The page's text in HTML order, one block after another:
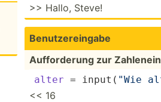
>> Hallo, Steve!
Benutz­ere­ingabe
Auffor­derung zur
alter = input(­ "Wie
<< 16